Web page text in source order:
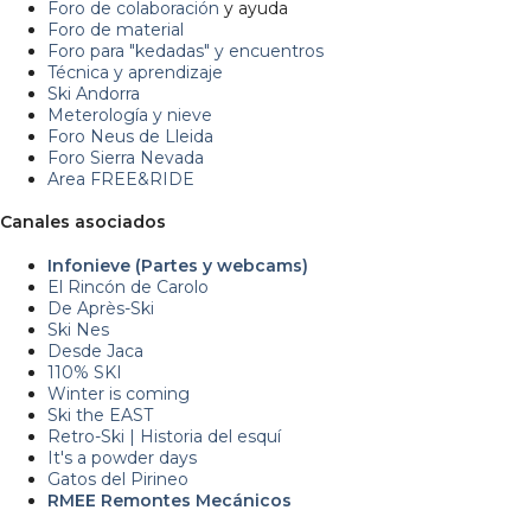
Foro de colaboración y ayuda
Foro de material
Foro para "kedadas" y encuentros
Técnica y aprendizaje
Ski Andorra
Meterología y nieve
Foro Neus de Lleida
Foro Sierra Nevada
Area FREE&RIDE
Canales asociados
Infonieve (Partes y webcams)
El Rincón de Carolo
De Après-Ski
Ski Nes
Desde Jaca
110% SKI
Winter is coming
Ski the EAST
Retro-Ski | Historia del esquí
It's a powder days
Gatos del Pirineo
RMEE Remontes Mecánicos